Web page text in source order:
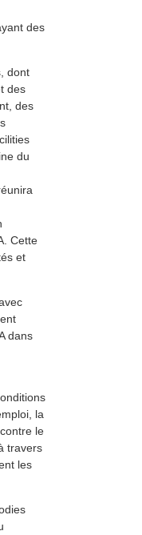
des
dont
des
des
du
Cette
et
dans
la
le
travers
les